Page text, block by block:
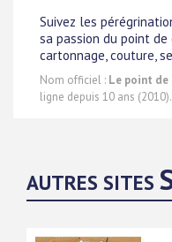
Suivez les
sa passion du point
cartonnage, couture,
Nom officiel : Le point
ligne depuis 10 ans (2010).
AUTRES SITES